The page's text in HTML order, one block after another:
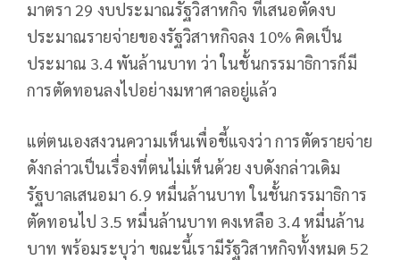
มาตรา 29 งบประมาณรัฐวิสาหกิจ ที่เสนอตัดงบ
ประมาณรายจ่ายของรัฐวิสาหกิจลง 10% คิดเป็น
ประมาณ 3.4 พันล้านบาท ว่า ในชั้นกรรมาธิการก็มี
การตัดทอนลงไปอย่างมหาศาลอยู่แล้ว
แต่ตนเองสงวนความเห็นเพื่อชี้แจงว่า การตัดรายจ่าย
ดังกล่าวเป็นเรื่องที่ตนไม่เห็นด้วย งบดังกล่าวเดิม
รัฐบาลเสนอมา 6.9 หมื่นล้านบาท ในชั้นกรรมาธิการ
ตัดทอนไป 3.5 หมื่นล้านบาท คงเหลือ 3.4 หมื่นล้าน
บาท พร้อมระบุว่า ขณะนี้เรามีรัฐวิสาหกิจทั้งหมด 52